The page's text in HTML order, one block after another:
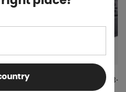
Glas och Mugghållare 13-